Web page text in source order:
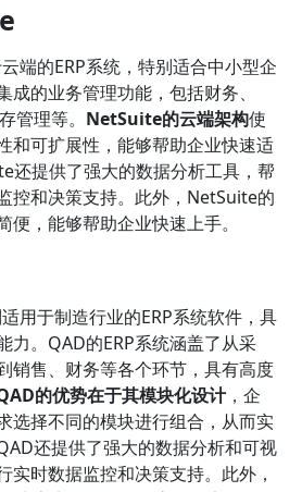
端的ERP系统，特别适合中小型企
成的业务管理功能，包括财务、
管理等。 NetSuite的云端架构使
和可扩展性，能够帮助企业快速适
还提供了强大的数据分析工具，帮
控和决策支持。此外，NetSuite的
便，能够帮助企业快速上手。
用于制造行业的ERP系统软件，具
力。QAD的ERP系统涵盖了从采
销售、财务等各个环节，具有高度
的优势在于其模块化设计，企
选择不同的模块进行组合，从而实
还提供了强大的数据分析和可视
实时数据监控和决策支持。此外，